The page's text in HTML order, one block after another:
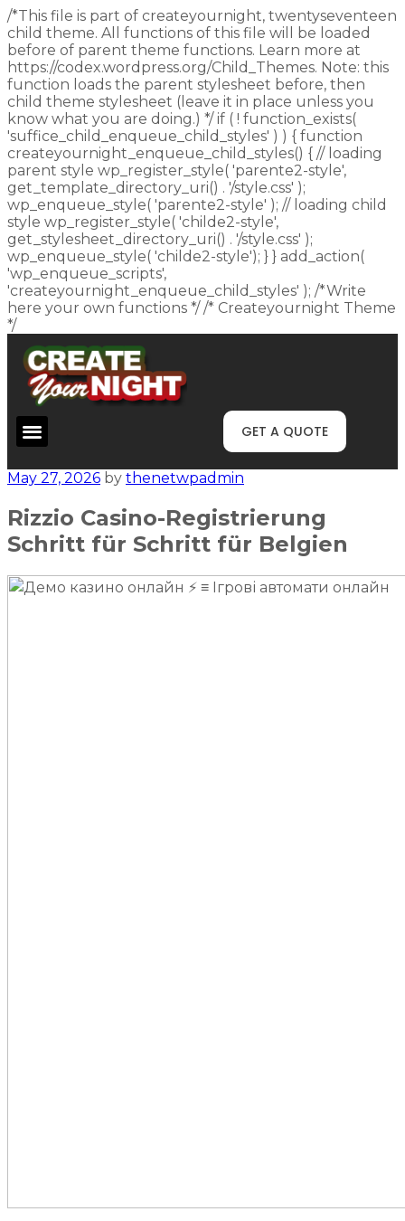
/*This file is part of createyournight, twentyseventeen
child theme. All functions of this file will be loaded
before of parent theme functions. Learn more at
https://codex.wordpress.org/Child_Themes. Note: this
function loads the parent stylesheet before, then
child theme stylesheet (leave it in place unless you
know what you are doing.) */ if ( ! function_exists(
'suffice_child_enqueue_child_styles' ) ) { function
createyournight_enqueue_child_styles() { // loading
parent style wp_register_style( 'parente2-style',
get_template_directory_uri() . '/style.css' );
wp_enqueue_style( 'parente2-style' ); // loading child
style wp_register_style( 'childe2-style',
get_stylesheet_directory_uri() . '/style.css' );
wp_enqueue_style( 'childe2-style'); } } add_action(
'wp_enqueue_scripts',
'createyournight_enqueue_child_styles' ); /*Write
here your own functions */ /* Createyournight Theme
*/
GET A QUOTE
May 27, 2026 by thenetwpadmin
Rizzio Casino-Registrierung
Schritt für Schritt für Belgien